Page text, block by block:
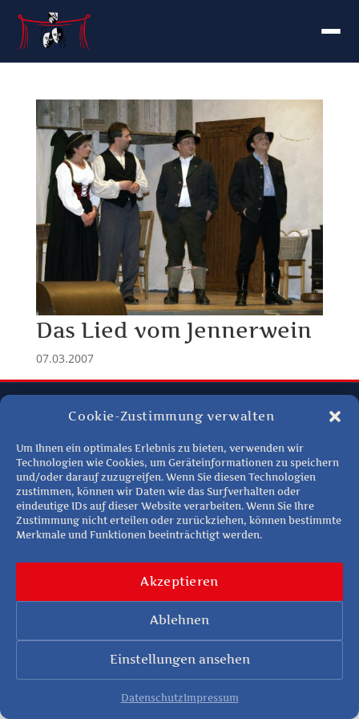
Cookie-Zustimmung verwalten
Um Ihnen ein optimales Erlebnis zu bieten, verwenden wir
Technologien wie Cookies, um Geräteinformationen zu speichern
und/oder darauf zuzugreifen. Wenn Sie diesen Technologien
zustimmen, können wir Daten wie das Surfverhalten oder
eindeutige IDs auf dieser Website verarbeiten. Wenn Sie Ihre
Zustimmung nicht erteilen oder zurückziehen, können bestimmte
Merkmale und Funktionen beeinträchtigt werden.
Akzeptieren
Ablehnen
Einstellungen ansehen
DatenschutzImpressum
Das Lied vom Jennerwein
07.03.2007
TermineUnsere Stücke KindertheaterÜber unsMitglied werden
Kontakt
vorbehalten